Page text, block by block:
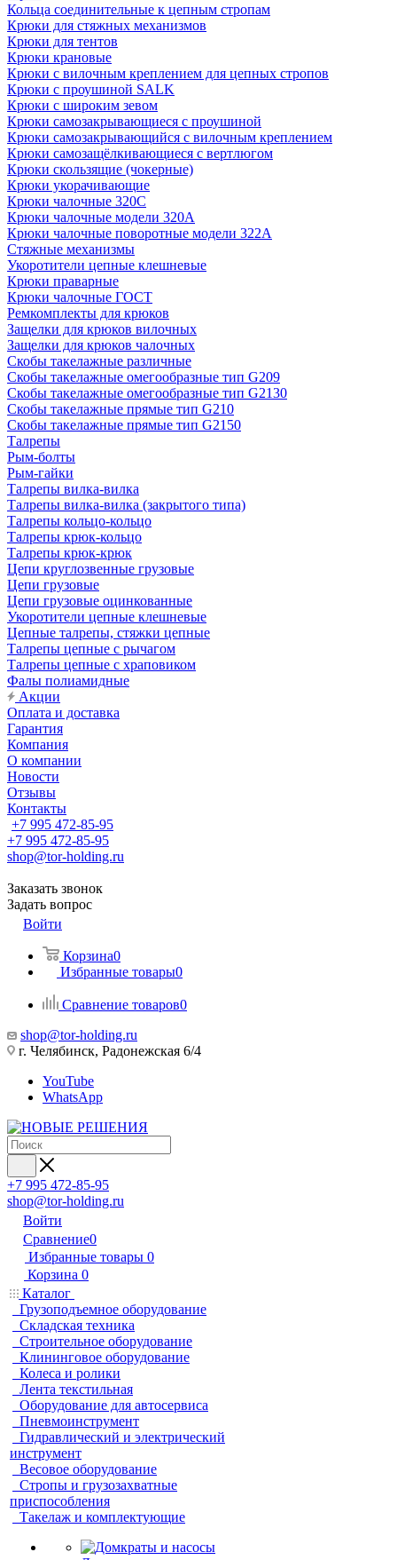
Кольца соединительные к цепным стропам
Крюки для стяжных механизмов
Крюки для тентов
Крюки крановые
Крюки с вилочным креплением для цепных стропов
Крюки с проушиной SALK
Крюки с широким зевом
Крюки самозакрывающиеся с проушиной
Крюки самозакрывающийся с вилочным креплением
Крюки самозащёлкивающиеся с вертлюгом
Крюки скользящие (чокерные)
Крюки укорачивающие
Крюки чалочные 320C
Крюки чалочные модели 320А
Крюки чалочные поворотные модели 322А
Стяжные механизмы
Укоротители цепные клешневые
Крюки праварные
Крюки чалочные ГОСТ
Ремкомплекты для крюков
Защелки для крюков вилочных
Защелки для крюков чалочных
Скобы такелажные различные
Скобы такелажные омегообразные тип G209
Скобы такелажные омегообразные тип G2130
Скобы такелажные прямые тип G210
Скобы такелажные прямые тип G2150
Талрепы
Рым-болты
Рым-гайки
Талрепы вилка-вилка
Талрепы вилка-вилка (закрытого типа)
Талрепы кольцо-кольцо
Талрепы крюк-кольцо
Талрепы крюк-крюк
Цепи круглозвенные грузовые
Цепи грузовые
Цепи грузовые оцинкованные
Укоротители цепные клешневые
Цепные талрепы, стяжки цепные
Талрепы цепные с рычагом
Талрепы цепные с храповиком
Фалы полиамидные
Акции
Оплата и доставка
Гарантия
Компания
О компании
Новости
Отзывы
Контакты
+7 995 472-85-95
+7 995 472-85-95
shop@tor-holding.ru
Заказать звонок
Задать вопрос
Войти
Корзина0
Избранные товары0
Сравнение товаров0
shop@tor-holding.ru
г. Челябинск, Радонежская 6/4
YouTube
WhatsApp
+7 995 472-85-95
shop@tor-holding.ru
Войти
Сравнение0
Избранные товары 0
Корзина 0
Каталог
Грузоподъемное оборудование
Складская техника
Строительное оборудование
Клининговое оборудование
Колеса и ролики
Лента текстильная
Оборудование для автосервиса
Пневмоинструмент
Гидравлический и электрический
инструмент
Весовое оборудование
Стропы и грузозахватные
приспособления
Такелаж и комплектующие